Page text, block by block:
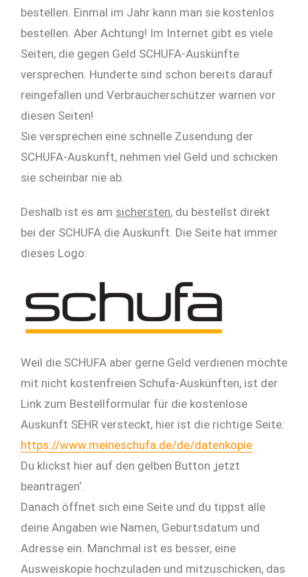
bestellen. Einmal im Jahr kann man sie kostenlos
bestellen. Aber Achtung! Im Internet gibt es viele
Seiten, die gegen Geld SCHUFA-Auskünfte
versprechen. Hunderte sind schon bereits darauf
reingefallen und Verbraucherschützer warnen vor
diesen Seiten!
Sie versprechen eine schnelle Zusendung der
SCHUFA-Auskunft, nehmen viel Geld und schicken
sie scheinbar nie ab.
Deshalb ist es am sichersten, du bestellst direkt
bei der SCHUFA die Auskunft. Die Seite hat immer
dieses Logo:
Weil die SCHUFA aber gerne Geld verdienen möchte
mit nicht kostenfreien Schufa-Auskünften, ist der
Link zum Bestellformular für die kostenlose
Auskunft SEHR versteckt, hier ist die richtige Seite:
https://www.meineschufa.de/de/datenkopie
Du klickst hier auf den gelben Button ‚jetzt
beantragen‘.
Danach öffnet sich eine Seite und du tippst alle
deine Angaben wie Namen, Geburtsdatum und
Adresse ein. Manchmal ist es besser, eine
Ausweiskopie hochzuladen und mitzuschicken, das